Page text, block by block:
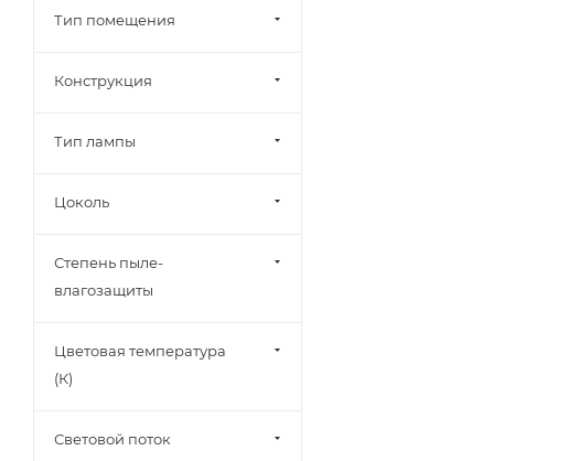
Тип помещения
Конструкция
Тип лампы
Цоколь
Степень пыле-
влагозащиты
Цветовая температура
(К)
Световой поток